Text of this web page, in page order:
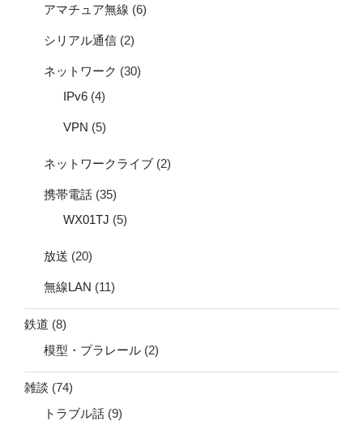
アマチュア無線 (6)
シリアル通信 (2)
ネットワーク (30)
IPv6 (4)
VPN (5)
ネットワークライブ (2)
携帯電話 (35)
WX01TJ (5)
放送 (20)
無線LAN (11)
鉄道 (8)
模型・プラレール (2)
雑談 (74)
トラブル話 (9)